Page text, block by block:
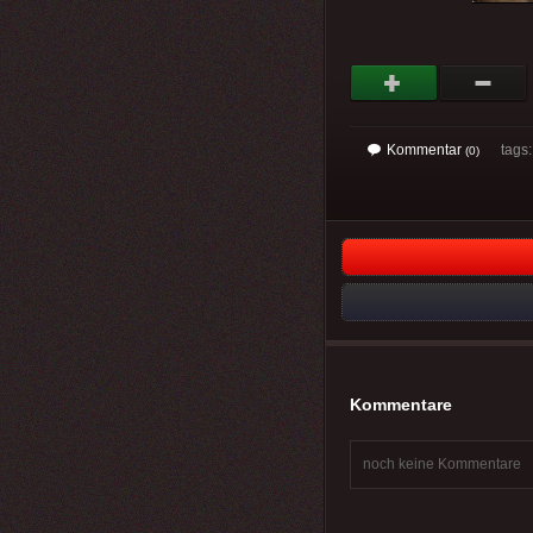
Kommentar (0)
Kommentare
noch keine Kommentare